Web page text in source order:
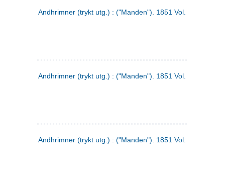
Andhrimner (trykt utg.) : ("Manden"). 1851 Vol. 1 Nr. 3
Andhrimner (trykt utg.) : ("Manden"). 1851 Vol. 2 Nr. 4
Andhrimner (trykt utg.) : ("Manden"). 1851 Vol. 2 Nr. 6